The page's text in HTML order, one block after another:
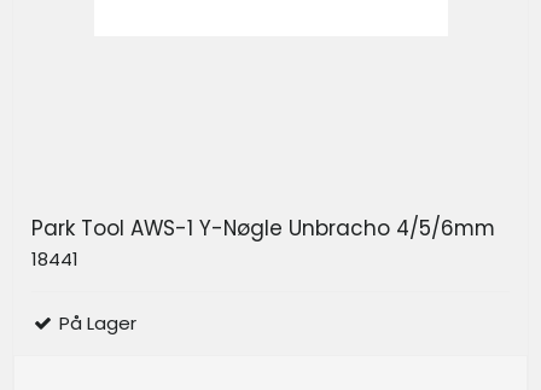
Park Tool AWS-1 Y-Nøgle Unbracho 4/5/6mm
18441
På Lager